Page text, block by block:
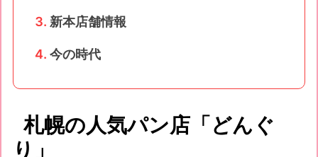
新本店舗情報
今の時代
札幌の人気パン店「どんぐ
り」